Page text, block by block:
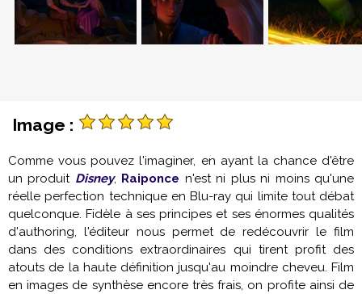
Image :
Comme vous pouvez l'imaginer, en ayant la chance d'être
un produit Disney, Raiponce n'est ni plus ni moins qu'une
réelle perfection technique en Blu-ray qui limite tout débat
quelconque. Fidèle à ses principes et ses énormes qualités
d'authoring, l'éditeur nous permet de redécouvrir le film
dans des conditions extraordinaires qui tirent profit des
atouts de la haute définition jusqu'au moindre cheveu. Film
en images de synthèse encore très frais, on profite ainsi de